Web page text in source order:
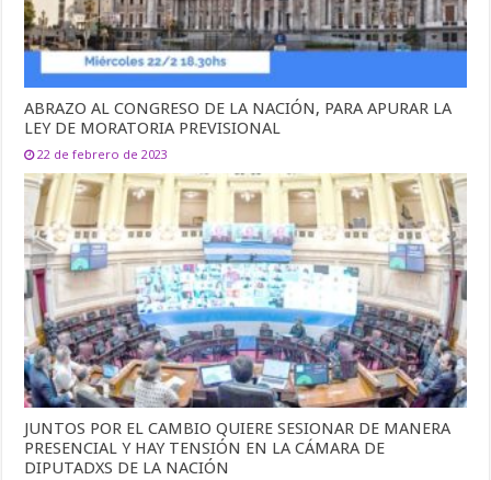
ABRAZO AL CONGRESO DE LA NACIÓN, PARA APURAR LA
LEY DE MORATORIA PREVISIONAL
22 de febrero de 2023
JUNTOS POR EL CAMBIO QUIERE SESIONAR DE MANERA
PRESENCIAL Y HAY TENSIÓN EN LA CÁMARA DE
DIPUTADXS DE LA NACIÓN